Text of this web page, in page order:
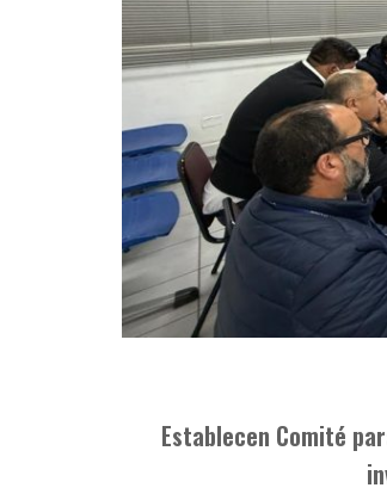
Establecen Comité